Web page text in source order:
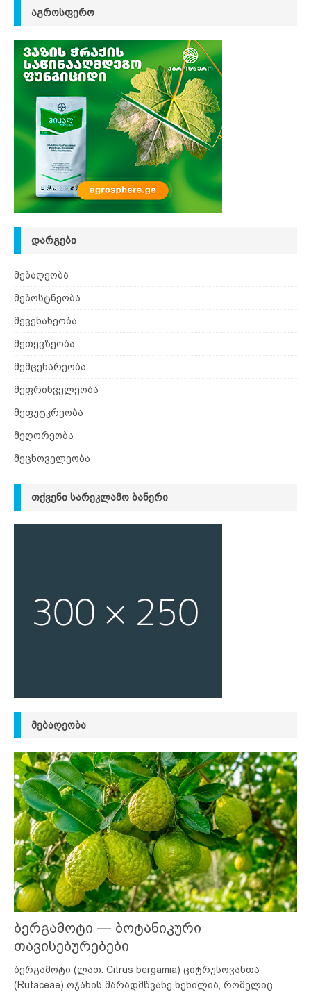
ᲐᲒᲠᲝᲡᲤᲔᲠᲝ
ᲓᲐᲠᲒᲔᲑᲘ
მებაღეობა
მებოსტნეობა
მევენახეობა
მეთევზეობა
მემცენარეობა
მეფრინველეობა
მეფუტკრეობა
მეღორეობა
მეცხოველეობა
ᲗᲥᲕᲔᲜᲘ ᲡᲐᲠᲔᲙᲚᲐᲛᲝ ᲑᲐᲜᲔᲠᲘ
ᲛᲔᲑᲐᲦᲔᲝᲑᲐ
ბერგამოტი — ბოტანიკური
თავისებურებები
ბერგამოტი (ლათ. Citrus bergamia) ციტრუსოვანთა
(Rutaceae) ოჯახის მარადმწვანე ხეხილია, რომელიც